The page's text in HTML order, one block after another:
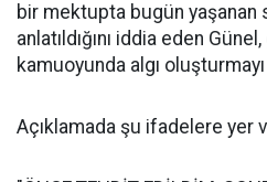
bir mektupta bugün yaşanan
anlatıldığını iddia eden
kamuoyunda algı
Açıklamada şu ifadelere yer